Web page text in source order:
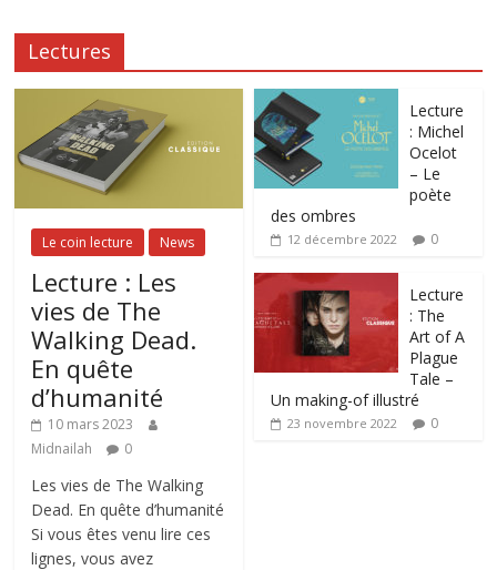
Lectures
Le coin lecture News
Lecture : Les
vies de The
Walking Dead.
En quête
d’humanité
10 mars 2023
Midnailah
0
Les vies de The Walking
Dead. En quête d’humanité
Si vous êtes venu lire ces
lignes, vous avez
Lecture
: Michel
Ocelot
– Le
poète
des ombres
12 décembre 2022 0
Lecture
: The
Art of A
Plague
Tale –
Un making-of illustré
23 novembre 2022 0